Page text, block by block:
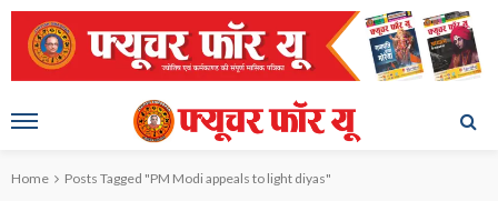
Home Posts Tagged "PM Modi appeals to light diyas"